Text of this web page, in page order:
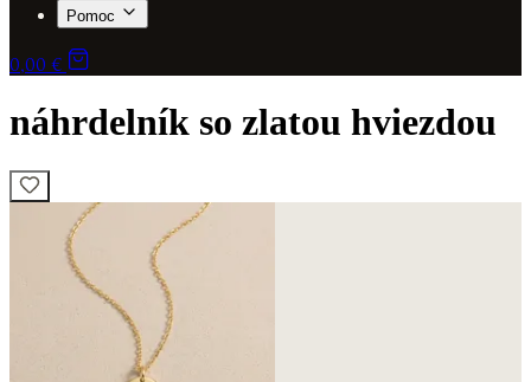
Pomoc
0,00 €
náhrdelník so zlatou hviezdou